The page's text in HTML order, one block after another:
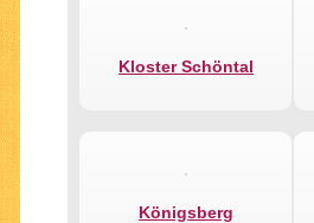
Kloster Schöntal
Königsberg